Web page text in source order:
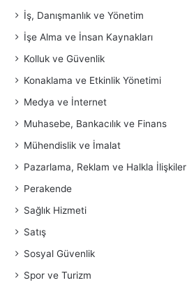
İş, Danışmanlık ve Yönetim
İşe Alma ve İnsan Kaynakları
Kolluk ve Güvenlik
Konaklama ve Etkinlik Yönetimi
Medya ve İnternet
Muhasebe, Bankacılık ve Finans
Mühendislik ve İmalat
Pazarlama, Reklam ve Halkla İlişkiler
Perakende
Sağlık Hizmeti
Satış
Sosyal Güvenlik
Spor ve Turizm